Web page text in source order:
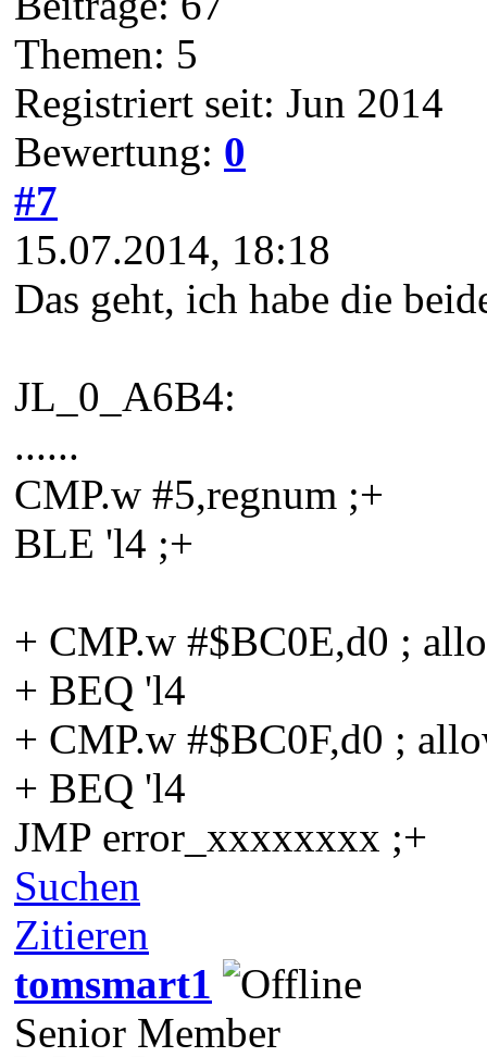
Themen: 5
Registriert seit: Jun 2014
Bewertung: 0
#7
15.07.2014, 18:18
Das geht, ich habe die
JL_0_A6B4:
......
CMP.w #5,regnum ;+
BLE 'l4 ;+
+ CMP.w #$BC0E,d0 ;
+ BEQ 'l4
+ CMP.w #$BC0F,d0 ;
+ BEQ 'l4
JMP error_xxxxxxxx ;+
Suchen
Zitieren
tomsmart1
Senior Member